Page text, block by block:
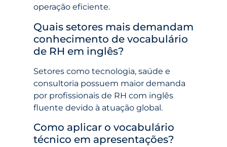
operação eficiente.
Quais setores mais demandam
conhecimento de vocabulário
de RH em inglês?
Setores como tecnologia, saúde e
consultoria possuem maior demanda
por profissionais de RH com inglês
fluente devido à atuação global.
Como aplicar o vocabulário
técnico em apresentações?